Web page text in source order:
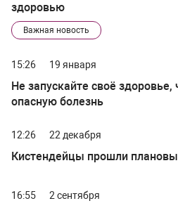
здоровью
Важная новость
15:26 19 января
Не запускайте своё здоровье,
опасную болезнь
12:26 22 декабря
Кистендейцы прошли
16:55 2 сентября